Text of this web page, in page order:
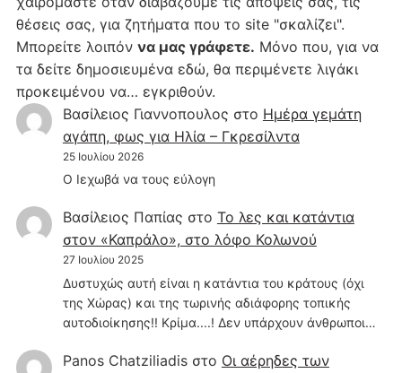
θέσεις σας, για ζητήματα που το site "σκαλίζει".
Μπορείτε λοιπόν να μας γράφετε. Μόνο που, για να
τα δείτε δημοσιευμένα εδώ, θα περιμένετε λιγάκι
προκειμένου να… εγκριθούν.
Βασίλειος Γιαννοπουλος στο Hμέρα γεμάτη
αγάπη, φως για Ηλία – Γκρεσίλντα
25 Ιουλίου 2026
Ο Ιεχωβά να τους εύλογη
Βασίλειος Παπίας στο Το λες και κατάντια
στον «Καπράλο», στο λόφο Κολωνού
27 Ιουλίου 2025
Δυστυχώς αυτή είναι η κατάντια του κράτους (όχι
της Χώρας) και της τωρινής αδιάφορης τοπικής
αυτοδιοίκησης!! Κρίμα....! Δεν υπάρχουν άνθρωποι…
Panos Chatziliadisστο Οι αέρηδες των